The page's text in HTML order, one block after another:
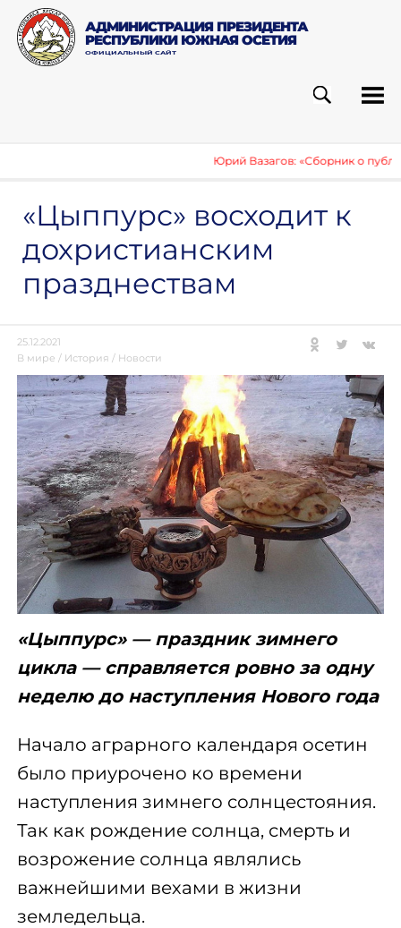
АДМИНИСТРАЦИЯ ПРЕЗИДЕНТА
РЕСПУБЛИКИ ЮЖНАЯ ОСЕТИЯ
ОФИЦИАЛЬНЫЙ САЙТ
ПОИСК
Юрий Вазагов: «Сборник о
«Цыппурс» восходит к
дохристианским
празднествам
25.12.2021
В мире / История / Новости
«Цыппурс» — праздник зимнего
цикла — справляется ровно за одну
неделю до наступления Нового года
Начало аграрного календаря осетин
было приурочено ко времени
наступления зимнего солнцестояния.
Так как рождение солнца, смерть и
возрожение солнца являлись
важнейшими вехами в жизни
земледельца.